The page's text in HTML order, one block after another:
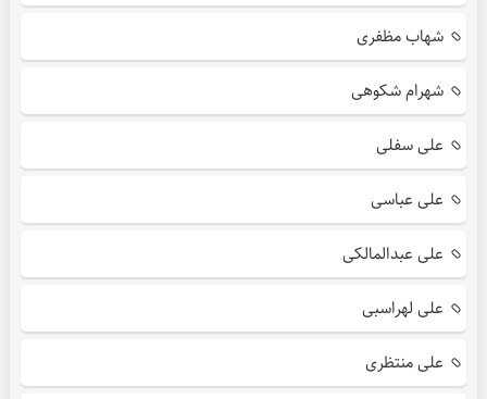
شهاب مظفری
شهرام شکوهی
علی سفلی
علی عباسی
علی عبدالمالکی
علی لهراسبی
علی منتظری